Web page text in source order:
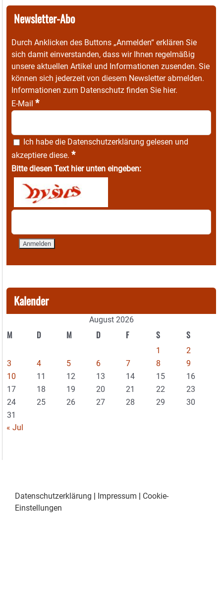
Newsletter-Abo
Durch Anklicken des Buttons „Anmelden“ erklären Sie
sich damit einverstanden, dass wir Ihnen regelmäßig
unsere aktuellen Artikel und Informationen zusenden. Sie
können sich jederzeit von diesem Newsletter abmelden.
Informationen zum Datenschutz finden Sie hier.
E-Mail *
Ich habe die Datenschutzerklärung gelesen und
akzeptiere diese. *
Bitte diesen Text hier unten eingeben:
Kalender
August 2026
M D M D F S S
1
2
3
4 5 6 7 8
9
10
11 12 13 14 15
16
17
18 19 20 21 22
23
24
25 26 27 28 29
30
31
« Jul
Datenschutzerklärung | Impressum | Cookie-
Einstellungen